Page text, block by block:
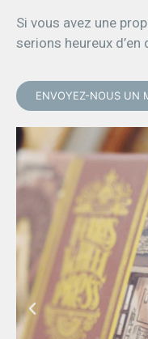
Si vous avez une
serions heureux d’en
ENVOYEZ-NOUS UN